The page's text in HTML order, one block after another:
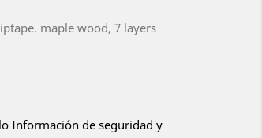
maple wood, 7 layers
Información de seguridad y